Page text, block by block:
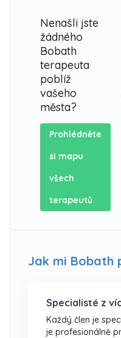
Nenašli jste
žádného
Bobath
terapeuta
poblíž
vašeho
města?
Prohlédněte
si mapu
všech
terapeutů
Jak mi Bobath
Specialisté z
Každý člen je
je profesionálně